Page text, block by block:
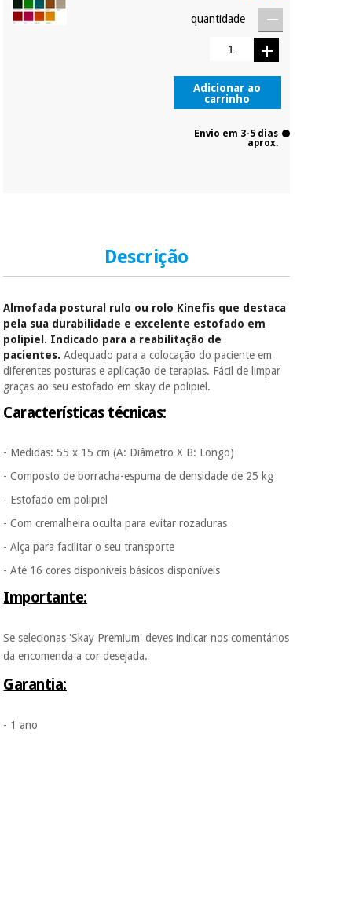
quantidade
Adicionar ao
carrinho
Envio em 3-5 dias
aprox.
Descrição
Almofada postural rulo ou rolo Kinefis que destaca
pela sua durabilidade e excelente estofado em
polipiel. Indicado para a reabilitação de
pacientes.Adequado para a colocação do paciente em
diferentes posturas e aplicação de terapias. Fácil de limpar
graças ao seu estofado em skay de polipiel.
Características técnicas:
- Medidas: 55 x 15 cm (A: Diâmetro X B: Longo)
- Composto de borracha-espuma de densidade de 25 kg
- Estofado em polipiel
- Com cremalheira oculta para evitar rozaduras
- Alça para facilitar o seu transporte
- Até 16 cores disponíveis básicos disponíveis
Importante:
Se selecionas 'Skay Premium' deves indicar nos comentários
da encomenda a cor desejada.
Garantia:
- 1 ano